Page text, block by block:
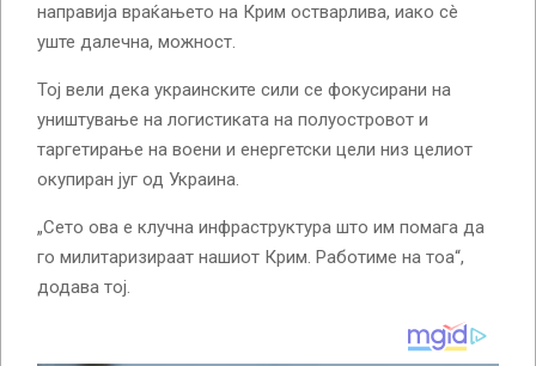
направија враќањето на Крим остварлива, иако сè
уште далечна, можност.
Тој вели дека украинските сили се фокусирани на
уништување на логистиката на полуостровот и
таргетирање на воени и енергетски цели низ целиот
окупиран југ од Украина.
„Сето ова е клучна инфраструктура што им помага да
го милитаризираат нашиот Крим. Работиме на тоа“,
додава тој.